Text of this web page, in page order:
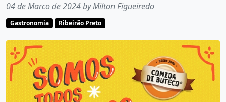
04 de Marco de 2024 by Milton Figueiredo
Gastronomia Ribeirão Preto